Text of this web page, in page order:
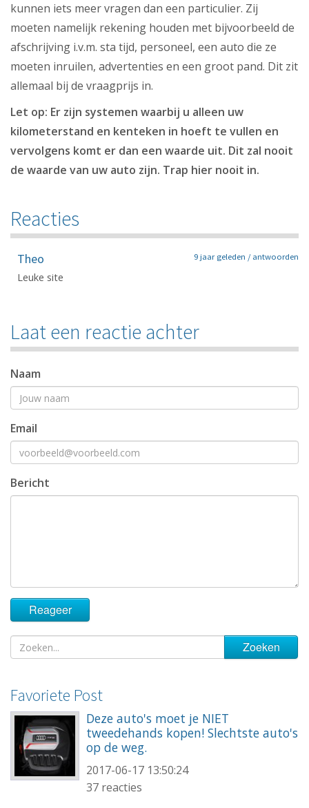
kunnen iets meer vragen dan een particulier. Zij
moeten namelijk rekening houden met bijvoorbeeld de
afschrijving i.v.m. sta tijd, personeel, een auto die ze
moeten inruilen, advertenties en een groot pand. Dit zit
allemaal bij de vraagprijs in.
Let op: Er zijn systemen waarbij u alleen uw
kilometerstand en kenteken in hoeft te vullen en
vervolgens komt er dan een waarde uit. Dit zal nooit
de waarde van uw auto zijn. Trap hier nooit in.
Reacties
Theo 9 jaar geleden / antwoorden
Leuke site
Laat een reactie achter
Naam
Email
Bericht
Favoriete Post
Deze auto's moet je NIET
tweedehands kopen! Slechtste auto's
op de weg.
2017-06-17 13:50:24
37 reacties